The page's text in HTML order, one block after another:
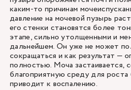
каким-то причинам
давление на мочевой пузырь
его стенки становятся более
этапе, сильно утолщенными и
дальнейшем. Он уже не может
сокращаться и как результат —
полностью. Моча застаивается,
благоприятную среду для роста
приводит к воспалению.